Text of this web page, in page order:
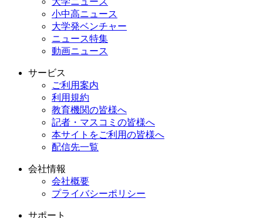
小中高ニュース
大学発ベンチャー
ニュース特集
動画ニュース
サービス
ご利用案内
利用規約
教育機関の皆様へ
記者・マスコミの皆様へ
本サイトをご利用の皆様へ
配信先一覧
会社情報
会社概要
プライバシーポリシー
サポート